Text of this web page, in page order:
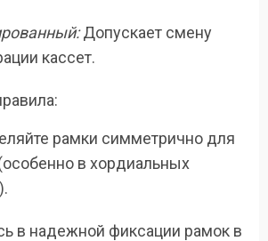
Допускает смену
кассет.
рамки симметрично для
в хордиальных
в надежной фиксации рамок в